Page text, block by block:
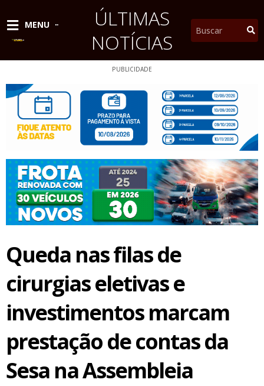
conteúdo
MENU
ÚLTIMAS
NOTÍCIAS
Pesquisar
PUBLICIDADE
Queda nas filas de
cirurgias eletivas e
investimentos marcam
prestação de contas da
Sesa na Assembleia